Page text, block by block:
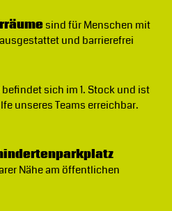
sind für Menschen mit
und barrierefrei
befindet sich im 1. Stock und ist
unseres Teams erreichbar.
Nähe am öffentlichen